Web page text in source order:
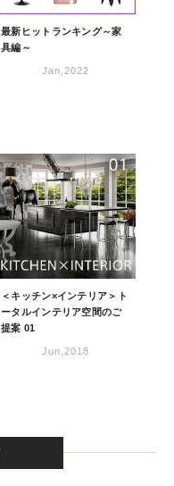
最新ヒットランキング～家
具編～
Jan,2022
＜キッチン×インテリア＞ト
ータルインテリア空間のご
提案 01
Jun,2018